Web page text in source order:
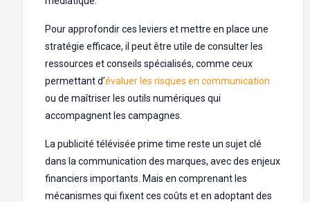
Pour approfondir ces leviers et mettre en place une
stratégie efficace, il peut être utile de consulter les
ressources et conseils spécialisés, comme ceux
permettant d’évaluer les risques en communication
ou de maîtriser les outils numériques qui
accompagnent les campagnes.
La publicité télévisée prime time reste un sujet clé
dans la communication des marques, avec des enjeux
financiers importants. Mais en comprenant les
mécanismes qui fixent ces coûts et en adoptant des